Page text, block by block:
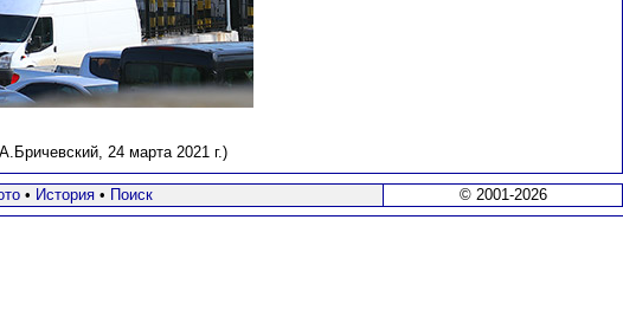
24 марта 2021 г.)
• История• Поиск © 2001-2026